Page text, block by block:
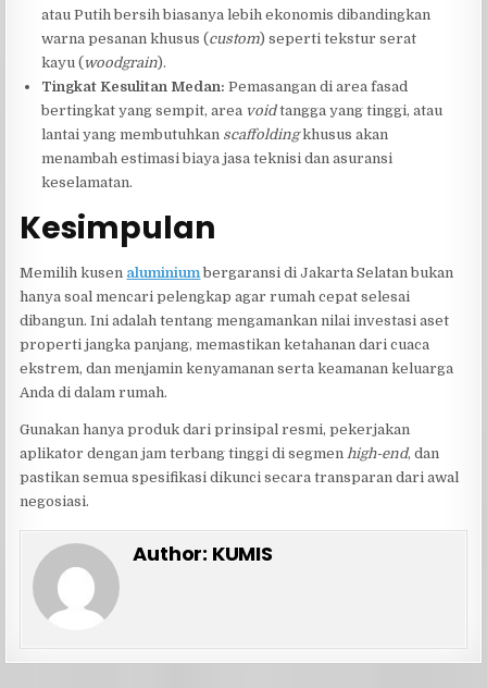
atau Putih bersih biasanya lebih ekonomis dibandingkan
warna pesanan khusus (custom) seperti tekstur serat
kayu ( woodgrain).
Tingkat Kesulitan Medan: Pemasangan di area fasad
bertingkat yang sempit, area voidtangga yang tinggi, atau
lantai yang membutuhkan scaffoldingkhusus akan
menambah estimasi biaya jasa teknisi dan asuransi
keselamatan.
Kesimpulan
Memilih kusen aluminiumbergaransi di Jakarta Selatan bukan
hanya soal mencari pelengkap agar rumah cepat selesai
dibangun. Ini adalah tentang mengamankan nilai investasi aset
properti jangka panjang, memastikan ketahanan dari cuaca
ekstrem, dan menjamin kenyamanan serta keamanan keluarga
Anda di dalam rumah.
Gunakan hanya produk dari prinsipal resmi, pekerjakan
aplikator dengan jam terbang tinggi di segmenhigh-end, dan
pastikan semua spesifikasi dikunci secara transparan dari awal
negosiasi.
Author: KUMIS